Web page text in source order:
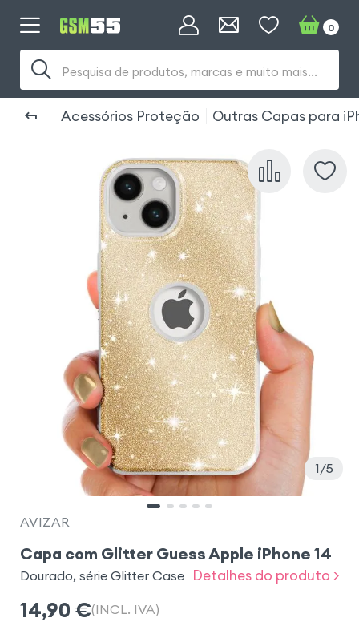
Pesquisa de produtos, marcas e muito mais...
0
Acessórios Proteção Outras Capas para
1 5
AVIZAR
Capa com Glitter Guess Apple iPhone 14
Dourado, série Glitter Case Detalhes do produto >
14,90 €(INCL. IVA)